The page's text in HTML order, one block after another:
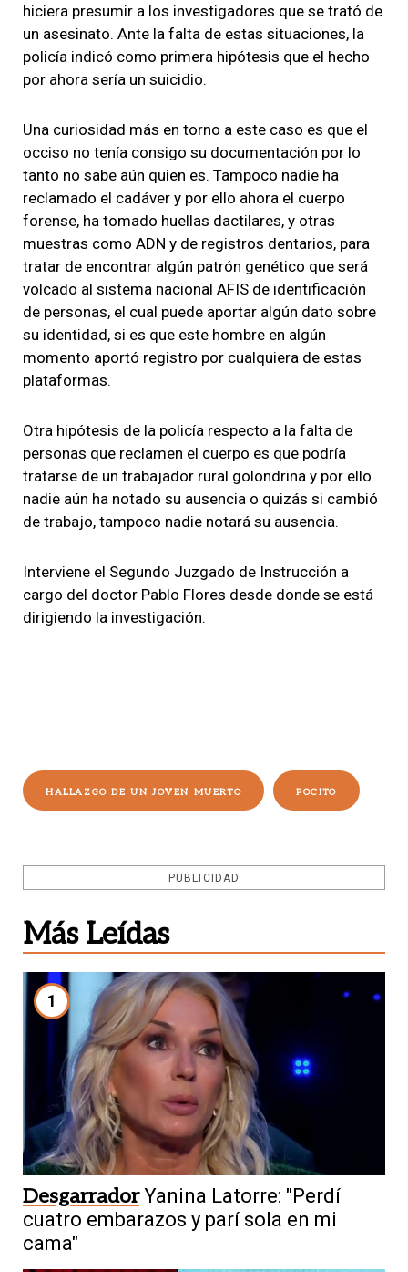
hiciera presumir a los investigadores que se trató de
un asesinato. Ante la falta de estas situaciones, la
policía indicó como primera hipótesis que el hecho
por ahora sería un suicidio.
Una curiosidad más en torno a este caso es que el
occiso no tenía consigo su documentación por lo
tanto no sabe aún quien es. Tampoco nadie ha
reclamado el cadáver y por ello ahora el cuerpo
forense, ha tomado huellas dactilares, y otras
muestras como ADN y de registros dentarios, para
tratar de encontrar algún patrón genético que será
volcado al sistema nacional AFIS de identificación
de personas, el cual puede aportar algún dato sobre
su identidad, si es que este hombre en algún
momento aportó registro por cualquiera de estas
plataformas.
Otra hipótesis de la policía respecto a la falta de
personas que reclamen el cuerpo es que podría
tratarse de un trabajador rural golondrina y por ello
nadie aún ha notado su ausencia o quizás si cambió
de trabajo, tampoco nadie notará su ausencia.
Interviene el Segundo Juzgado de Instrucción a
cargo del doctor Pablo Flores desde donde se está
dirigiendo la investigación.
HALLAZGO DE UN JOVEN MUERTO POCITO
PUBLICIDAD
Más Leídas
1
Desgarrador Yanina Latorre: "Perdí
cuatro embarazos y parí sola en mi
cama"